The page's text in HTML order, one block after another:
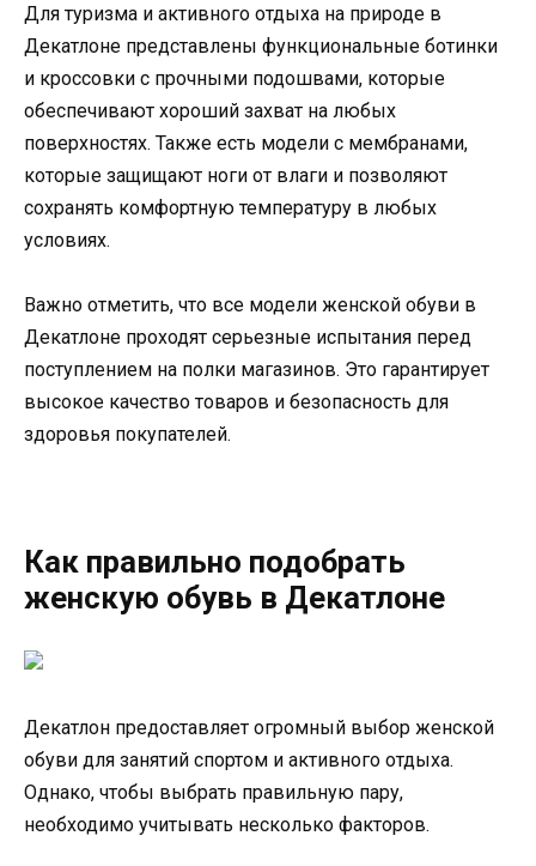
Для туризма и активного отдыха на природе в
Декатлоне представлены функциональные ботинки
и кроссовки с прочными подошвами, которые
обеспечивают хороший захват на любых
поверхностях. Также есть модели с мембранами,
которые защищают ноги от влаги и позволяют
сохранять комфортную температуру в любых
условиях.
Важно отметить, что все модели женской обуви в
Декатлоне проходят серьезные испытания перед
поступлением на полки магазинов. Это гарантирует
высокое качество товаров и безопасность для
здоровья покупателей.
Как правильно подобрать
женскую обувь в Декатлоне
Декатлон предоставляет огромный выбор женской
обуви для занятий спортом и активного отдыха.
Однако, чтобы выбрать правильную пару,
необходимо учитывать несколько факторов.